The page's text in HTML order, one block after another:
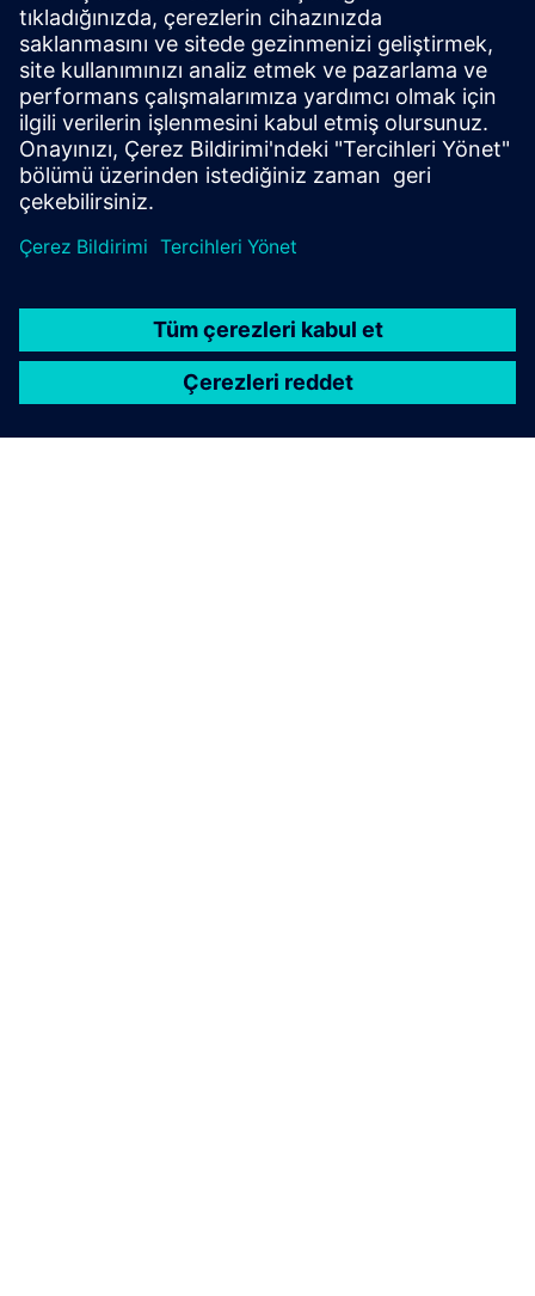
ihtiyacınız var?
Bağlanalım - endüstri ve teknoloji uzmanlarımız
gereksinimleriniz için en iyi çözüme rehberlik edecektir.
Bizimle iletişime geçin